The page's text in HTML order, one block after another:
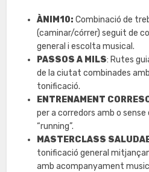
ÀNIM10: Combinació de
(caminar/córrer) seguit de
general i escolta musical.
PASSOS A MILS: Rutes
de la ciutat combinades
tonificació.
ENTRENAMENT
per a corredors amb o sense
“running”.
MASTERCLASS
tonificació general
amb acompanyament